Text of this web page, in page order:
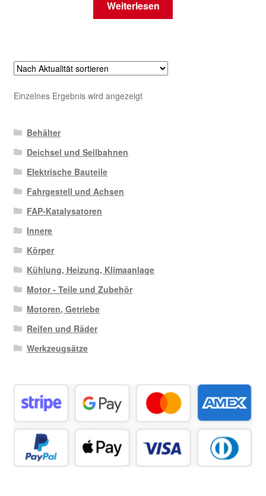
Weiterlesen
Einzelnes Ergebnis wird angezeigt
Behälter
Deichsel und Seilbahnen
Elektrische Bauteile
Fahrgestell und Achsen
FAP-Katalysatoren
Innere
Körper
Kühlung, Heizung, Klimaanlage
Motor - Teile und Zubehör
Motoren, Getriebe
Reifen und Räder
Werkzeugsätze